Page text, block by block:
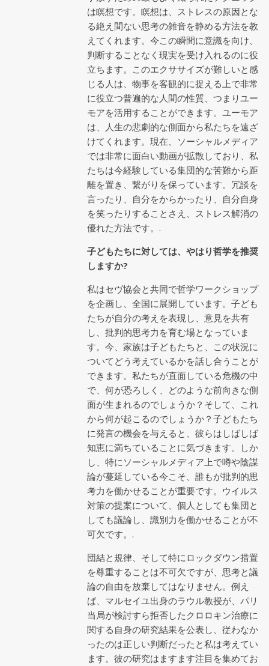
は瞑想です。瞑想は、ストレスの原因とな
る絶え間ない思考の雑音を静める方法を教
えてくれます。今この瞬間に意識を向け、
判断することなく現実を受け入れるのに役
立ちます。このエクササイズが難しいと感
じる人は、物事を客観的に捉える上で非常
に役立つ普遍的な人間の性質、つまりユー
モアを活用することができます。ユーモア
は、人生の悲劇的な側面から私たちを遠ざ
けてくれます。現在、ソーシャルメディア
では非常に面白い動画が拡散しており、私
たちは今経験している集団的な苦難から距
離を置き、繋がりを保っています。冗談を
言ったり、自分をからかったり、自分自身
を笑ったりすることさえ、ストレス解消の
優れた方法です。.
子どもたちに対しては、やはり哲学を推奨
しますか?
私はセヴ協会と共同で哲学ワークショップ
を企画し、全国に展開しています。子ども
たちが自分の考えを表現し、意見を共有
し、批判的思考力を育む場となっていま
す。今、家族は子どもたちと、この状況に
ついてどう考えているかを話し合うことが
できます。私たちが直面している危機の中
で、何が恐ろしく、どのような前向きな側
面が生まれるのでしょうか？そして、これ
から何が起こるのでしょうか？子どもたち
に発言の機会を与えると、彼らはしばしば
知恵に満ちていることに気づきます。しか
し、特にソーシャルメディア上で噂や陰謀
論が蔓延している今こそ、誰もが批判的思
考力を働かせることが重要です。ウイルス
対策の提案について、個人としても集団と
しても議論し、識別力を働かせることが不
可欠です。.
団結と規律、そして特にロックダウン措置
を尊重することは不可欠ですが、思考と議
論の自由を放棄してはなりません。例え
ば、マルセイユ出身のラウル教授が、パリ
当局が検討すら拒否したクロロキン治療に
関する自身の研究結果を公表し、従わなか
ったのは正しい判断だったと私は考えてい
ます。彼の研究はますます注目を集めてお